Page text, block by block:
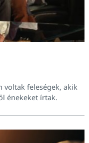
voltak feleségek, akik
énekeket írtak.